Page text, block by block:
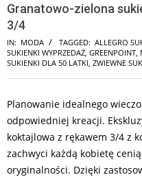
Granatowo-zielona
3/4
IN: MODA TAGGED: ALLEGRO
SUKIENKI WYPRZEDAŻ GREENPOINT
SUKIENKI DLA 50 LATKI ZWIEWNE
Planowanie idealnego
odpowiedniej kreacji.
koktajlowa z rękawem 3/4 z
zachwyci każdą kobietę
oryginalności. Dzięki